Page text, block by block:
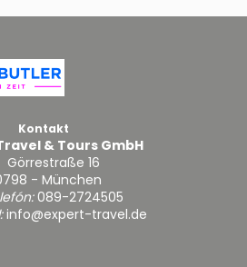
Kontakt
Travel & Tours GmbH
Görrestraße 16
- München
089-2724505
info@expert-travel.de